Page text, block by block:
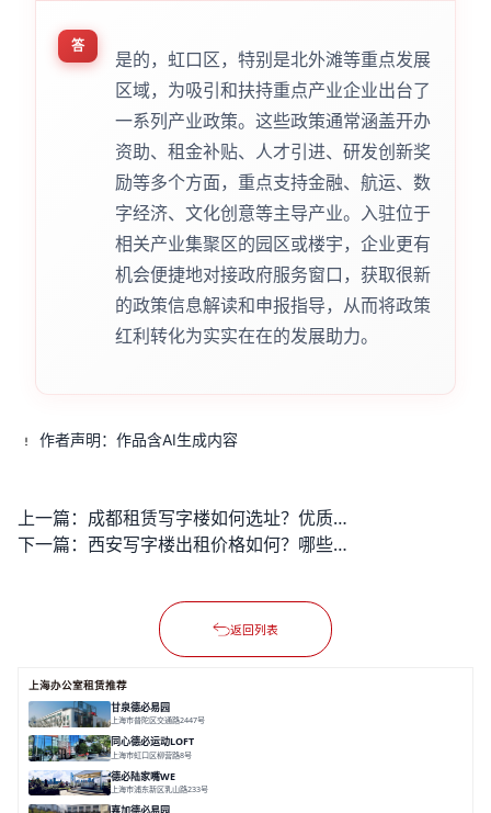
答
是的，虹口区，特别是北外滩等重点发展
区域，为吸引和扶持重点产业企业出台了
一系列产业政策。这些政策通常涵盖开办
资助、租金补贴、人才引进、研发创新奖
励等多个方面，重点支持金融、航运、数
字经济、文化创意等主导产业。入驻位于
相关产业集聚区的园区或楼宇，企业更有
机会便捷地对接政府服务窗口，获取很新
的政策信息解读和申报指导，从而将政策
红利转化为实实在在的发展助力。
作者声明：作品含AI生成内容
上一篇：
成都租赁写字楼如何选址？优质办公空间哪里找？
下一篇：
西安写字楼出租价格如何？哪些区域性价比很高？
返回列表
上海办公室租赁推荐
甘泉德必易园
上海市普陀区交通路2447号
同心德必运动LOFT
上海市虹口区柳营路8号
德必陆家嘴WE
上海市浦东新区乳山路233号
嘉加德必易园